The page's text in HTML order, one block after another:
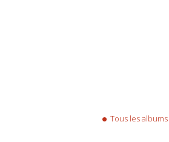
Tous les albums